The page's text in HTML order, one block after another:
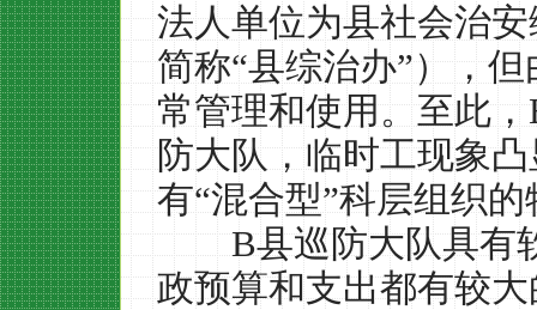
法人单位为县社会治
简称“县综治办”），但
常管理和使用。至此，
防大队，临时工现象
有“混合型”科层组织的
B县巡防大队具有
政预算和支出都有较